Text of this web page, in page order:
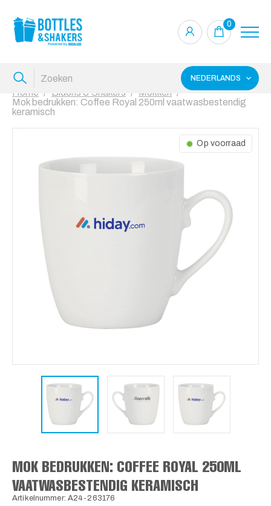
0
NEDERLANDS
Home Bidons & Shakers
Mokken
Mok bedrukken: Coffee Royal 250ml vaatwasbestendig
keramisch
Op voorraad
MOK BEDRUKKEN: COFFEE ROYAL 250ML
VAATWASBESTENDIG KERAMISCH
Artikelnummer: A24-263176